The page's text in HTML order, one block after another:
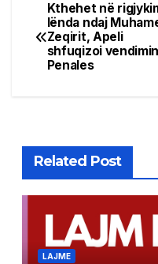
Post
navigation
Kthehet në
lënda ndaj
Zeqirit, Apeli
shfuqizoi
Penales
Related Post
LAJME